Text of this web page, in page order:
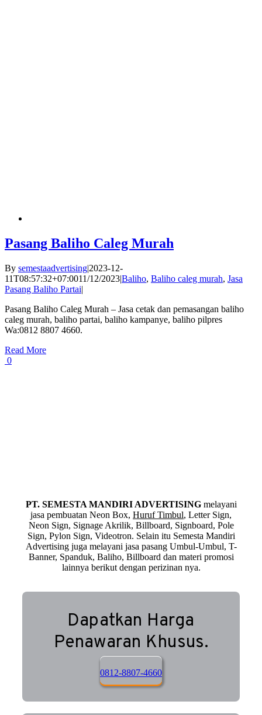
Pasang Baliho Caleg Murah
By semestaadvertising|2023-12-
11T08:57:32+07:0011/12/2023|Baliho, Baliho caleg murah, Jasa
Pasang Baliho Partai|
Pasang Baliho Caleg Murah – Jasa cetak dan pemasangan baliho
caleg murah, baliho partai, baliho kampanye, baliho pilpres
Wa:0812 8807 4660.
Read More
0
PT. SEMESTA MANDIRI ADVERTISINGmelayani
jasa pembuatan Neon Box, Huruf Timbul, Letter Sign,
Neon Sign, Signage Akrilik, Billboard, Signboard, Pole
Sign, Pylon Sign, Videotron. Selain itu Semesta Mandiri
Advertising juga melayani jasa pasang Umbul-Umbul, T-
Banner, Spanduk, Baliho, Billboard dan materi promosi
lainnya berikut dengan perizinan nya.
Dapatkan Harga
Penawaran Khusus.
0812-8807-4660